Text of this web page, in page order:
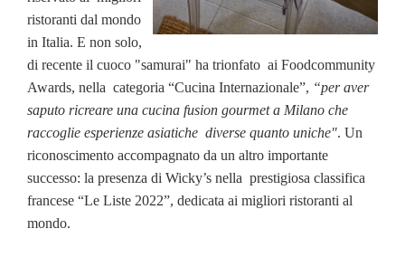
ristoranti dal mondo
in Italia. E non solo,
di recente il cuoco "samurai" ha trionfato ai Foodcommunity
Awards, nella categoria “Cucina Internazionale”, “per aver
saputo ricreare una cucina fusion gourmet a Milano che
raccoglie esperienze asiatiche diverse quanto uniche". Un
riconoscimento accompagnato da un altro importante
successo: la presenza di Wicky’s nella prestigiosa classifica
francese “Le Liste 2022”, dedicata ai migliori ristoranti al
mondo.